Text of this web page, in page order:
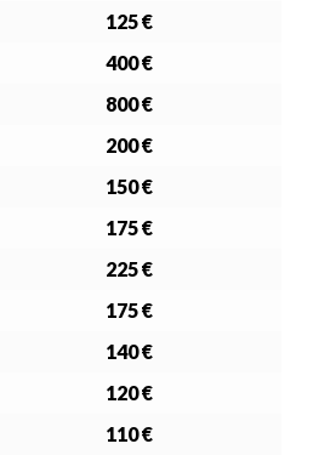
125 €
400 €
800 €
200 €
150 €
175 €
225 €
175 €
140 €
120 €
110 €